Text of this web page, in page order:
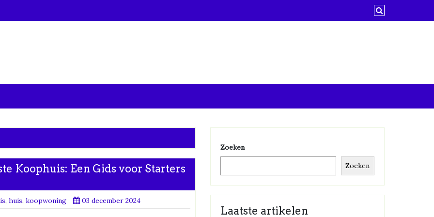
Koophuis: Een Gids voor Starters
, huis, koopwoning 03 december 2024
Zoeken
Zoeken
Laatste artikelen